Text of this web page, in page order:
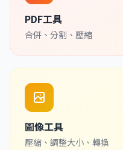
PDF工具
合併、分割、壓縮
圖像工具
壓縮、調整大小、轉換